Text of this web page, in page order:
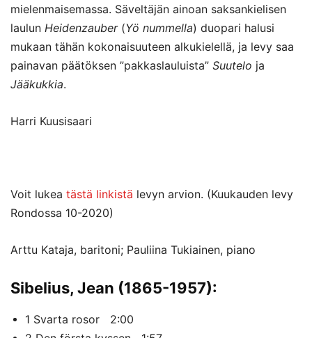
mielenmaisemassa. Säveltäjän ainoan saksankielisen
laulun Heidenzauber(Yö nummella) duopari halusi
mukaan tähän kokonaisuuteen alkukielellä, ja levy saa
painavan päätöksen ”pakkaslauluista” Suutelo ja
Jääkukkia.
Harri Kuusisaari
Voit lukea tästä linkistä levyn arvion. (Kuukauden levy
Rondossa 10-2020)
Arttu Kataja, baritoni; Pauliina Tukiainen, piano
Sibelius, Jean (1865-1957):
1 Svarta rosor 2:00